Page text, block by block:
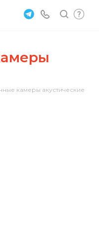
камеры акустические